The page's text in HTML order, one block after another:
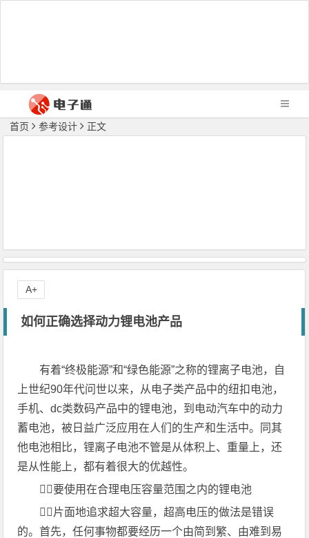
首页 参考设计 正文
如何正确选择动力锂电池产品
有着“终极能源”和“绿色能源”之称的锂离子电池，自
上世纪90年代问世以来，从电子类产品中的纽扣电池，
手机、dc类数码产品中的锂电池，到电动汽车中的动力
蓄电池，被日益广泛应用在人们的生产和生活中。同其
他电池相比，锂离子电池不管是从体积上、重量上，还
是从性能上，都有着很大的优越性。
要使用在合理电压容量范围之内的锂电池
片面地追求超大容量，超高电压的做法是错误
的。首先，任何事物都要经历一个由简到繁、由难到易
A+